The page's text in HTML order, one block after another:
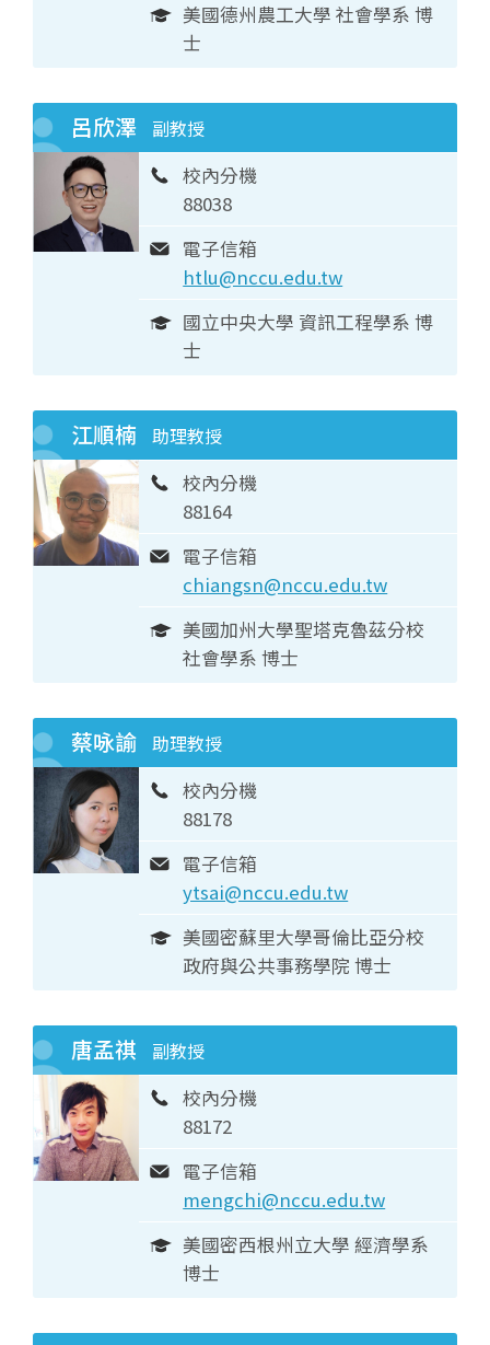
美國德州農工大學 社會學系 博
士
呂欣澤 副教授
校內分機
88038
電子信箱
htlu@nccu.edu.tw
國立中央大學 資訊工程學系 博
士
江順楠 助理教授
校內分機
88164
電子信箱
chiangsn@nccu.edu.tw
美國加州大學聖塔克魯茲分校
社會學系 博士
蔡咏諭 助理教授
校內分機
88178
電子信箱
ytsai@nccu.edu.tw
美國密蘇里大學哥倫比亞分校
政府與公共事務學院 博士
唐孟祺 副教授
校內分機
88172
電子信箱
mengchi@nccu.edu.tw
美國密西根州立大學 經濟學系
博士